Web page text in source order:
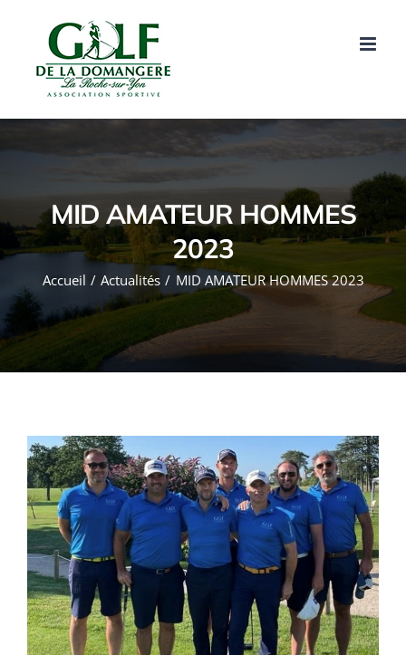
contenu
MID AMATEUR HOMMES
2023
Accueil Actualités MID AMATEUR HOMMES 2023
Voir
l'image
agrandie